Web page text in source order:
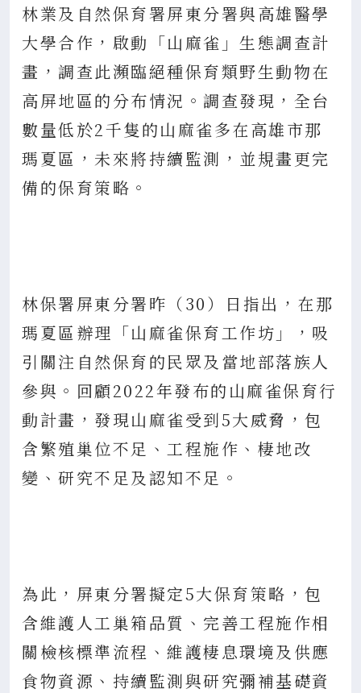
林業及自然保育署屏東分署與高雄醫學
大學合作，啟動「山麻雀」生態調查計
畫，調查此瀕臨絕種保育類野生動物在
高屏地區的分布情況。調查發現，全台
數量低於2千隻的山麻雀多在高雄市那
瑪夏區，未來將持續監測，並規畫更完
備的保育策略。
林保署屏東分署昨（30）日指出，在那
瑪夏區辦理「山麻雀保育工作坊」，吸
引關注自然保育的民眾及當地部落族人
參與。回顧2022年發布的山麻雀保育行
動計畫，發現山麻雀受到5大威脅，包
含繁殖巢位不足、工程施作、棲地改
變、研究不足及認知不足。
為此，屏東分署擬定5大保育策略，包
含維護人工巢箱品質、完善工程施作相
關檢核標準流程、維護棲息環境及供應
食物資源、持續監測與研究彌補基礎資